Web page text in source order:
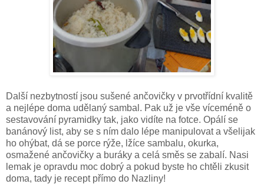
Další nezbytností jsou sušené ančovičky v prvotřídní kvalitě
a nejlépe doma udělaný sambal. Pak už je vše víceméně o
sestavování pyramidky tak, jako vidíte na fotce. Opálí se
banánový list, aby se s ním dalo lépe manipulovat a všelijak
ho ohýbat, dá se porce rýže, lžíce sambalu, okurka,
osmažené ančovičky a buráky a celá směs se zabalí. Nasi
lemak je opravdu moc dobrý a pokud byste ho chtěli zkusit
doma, tady je recept přímo do Nazliny!